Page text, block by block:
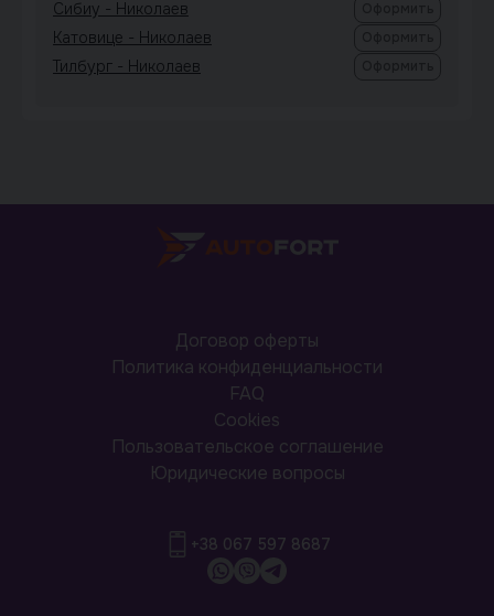
Сибиу - Николаев
Катовице - Николаев
Тилбург - Николаев
Договор оферты
Политика конфиденциальности
FAQ
Cookies
Пользовательское соглашение
Юридические вопросы
+38 067 597 8687